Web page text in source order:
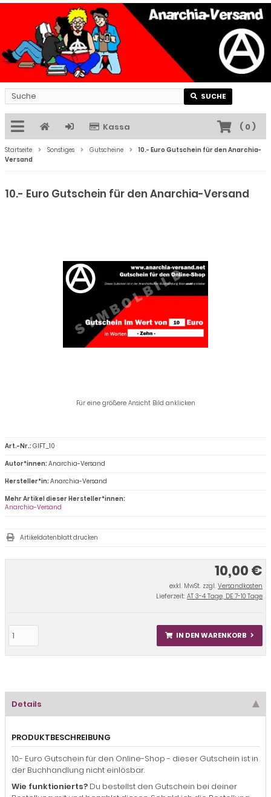
SUCHE
Kassa ( 0)
Startseite Sonstiges Gutscheine
10.- Euro Gutschein für den Anarchia-
Versand
10.- Euro Gutschein für den Anarchia-Versand
Für eine größere Ansicht Bild anklicken
10,00 €
exkl. MwSt. zzgl. Versandkosten
Lieferzeit: AT 3-4 Tage, DE 7-10 Tage
IN DEN WARENKORB
Art.-Nr.:GIFT_10
Autor*innen:Anarchia-Versand
Hersteller*in:Anarchia-Versand
Mehr Artikel dieser Hersteller*innen:
Anarchia-Versand
Artikeldatenblatt drucken
Details
PRODUKTBESCHREIBUNG
10.- Euro Gutschein für den Online-Shop - dieser Gutschein ist in
der Buchhandlung nicht einlösbar.
Wie funktionierts? Du bestellst den Gutschein bei deiner